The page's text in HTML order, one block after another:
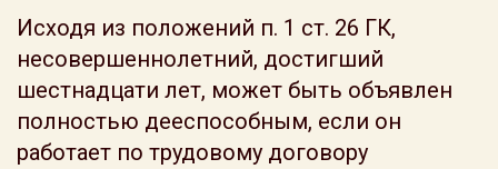
Исходя из положений п. 1 ст. 26 ГК,
несовершеннолетний, достигший
шестнадцати лет, может быть объявлен
полностью дееспособным, если он
работает по трудовому договору